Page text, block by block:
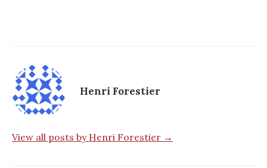
Henri Forestier
View all posts by Henri Forestier →